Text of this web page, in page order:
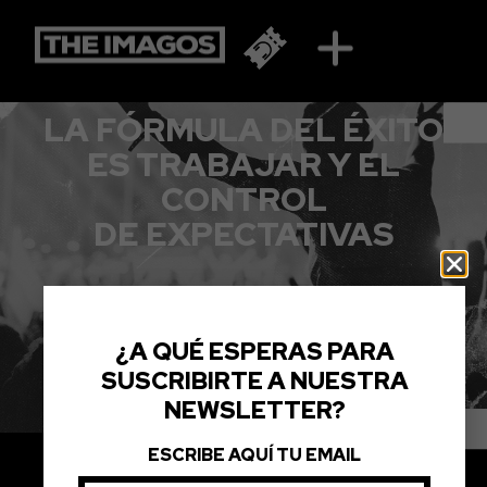
PEDRO GUERRA
LA FÓRMULA DEL ÉXITO
ES TRABAJAR Y EL
CONTROL
DE EXPECTATIVAS
¿A QUÉ ESPERAS PARA
SUSCRIBIRTE A NUESTRA
NEWSLETTER?
ESCRIBE AQUÍ TU EMAIL